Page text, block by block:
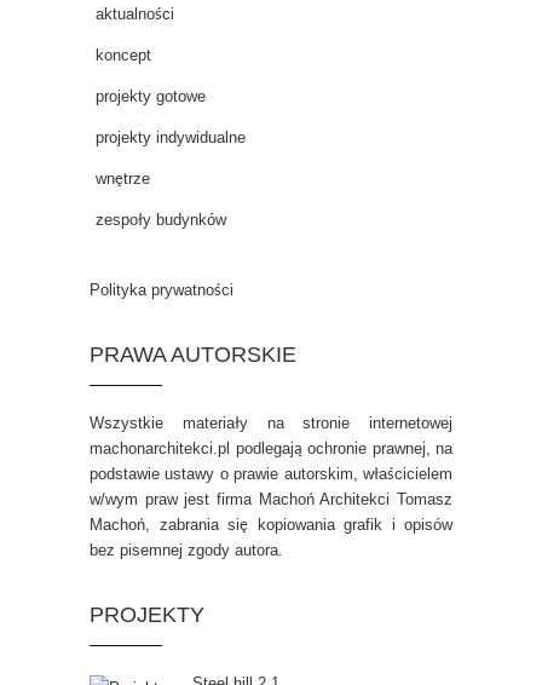
aktualności
koncept
projekty gotowe
projekty indywidualne
wnętrze
zespoły budynków
Polityka prywatności
PRAWA AUTORSKIE
Wszystkie materiały na stronie internetowej
machonarchitekci.pl podlegają ochronie prawnej, na
podstawie ustawy o prawie autorskim, właścicielem
w/wym praw jest firma Machoń Architekci Tomasz
Machoń, zabrania się kopiowania grafik i opisów
bez pisemnej zgody autora.
PROJEKTY